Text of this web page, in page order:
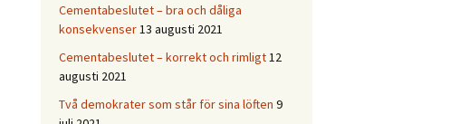
Cementabeslutet – bra och dåliga
konsekvenser13 augusti 2021
Cementabeslutet – korrekt och rimligt12
augusti 2021
Två demokrater som står för sina löften 9